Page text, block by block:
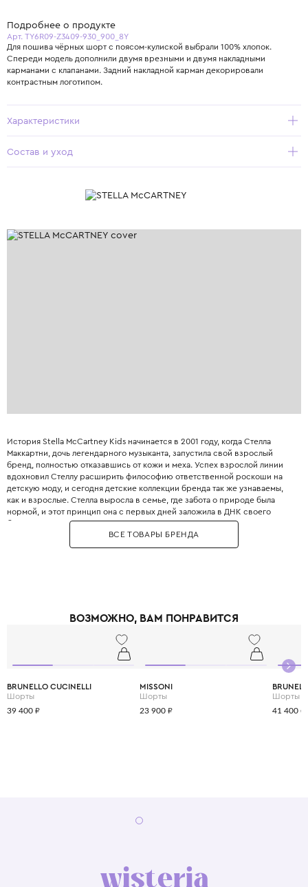
Подробнее о продукте
Арт. TY6R09-Z3409-930_900_8Y
Для пошива чёрных шорт с поясом-кулиской выбрали 100% хлопок.
Спереди модель дополнили двумя врезными и двумя накладными
карманами с клапанами. Задний накладной карман декорировали
контрастным логотипом.
Характеристики
Состав и уход
История Stella McCartney Kids начинается в 2001 году, когда Стелла
Маккартни, дочь легендарного музыканта, запустила свой взрослый
бренд, полностью отказавшись от кожи и меха. Успех взрослой линии
вдохновил Стеллу расширить философию ответственной роскоши на
детскую моду, и сегодня детские коллекции бренда так же узнаваемы,
как и взрослые. Стелла выросла в семье, где забота о природе была
нормой, и этот принцип она с первых дней заложила в ДНК своего
бренда. Бренд использует только инновационные экологичные
материалы: органический хлопок, переработанный полиэстер, вискозу
из вторичного сырья и запатентованные веганские материалы. Яркие
принципам slow fashion: каждая вещь остаётся актуальной не один
ВСЕ ТОВАРЫ БРЕНДА
ВОЗМОЖНО, ВАМ ПОНРАВИТСЯ
BRUNELLO CUCINELLI
Шорты
39 400 ₽
MISSONI
Шорты
23 900 ₽
Шорты
41 400 ₽